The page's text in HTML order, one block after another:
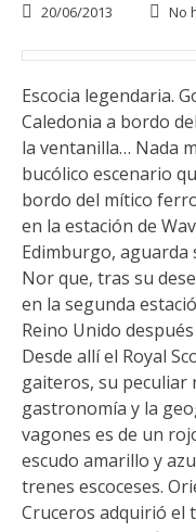
20/06/2013
No
Escocia legendaria.
Caledonia a bordo
la ventanilla… Nada
bucólico escenario
bordo del mítico
en la estación de
Edimburgo, aguarda
Nor que, tras su
en la segunda
Reino Unido
Desde allí el Royal
gaiteros, su
gastronomía y la
vagones es de un
escudo amarillo y
trenes escoceses.
Cruceros adquirió el